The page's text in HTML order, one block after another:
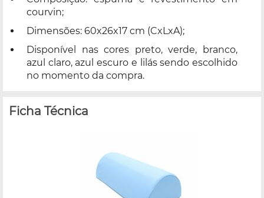
courvin;
Dimensões: 60x26x17 cm (CxLxA);
Disponível nas cores preto, verde, branco,
azul claro, azul escuro e lilás sendo escolhido
no momento da compra.
Ficha Técnica